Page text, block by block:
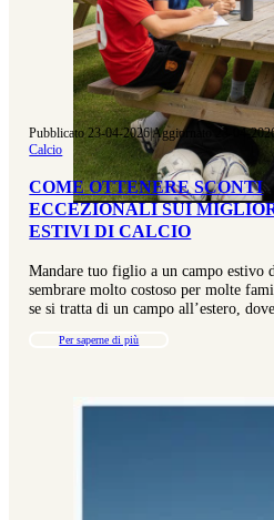
Pubblicato 23-04-2026|Aggiornato 23-04-
Calcio
COME OTTENERE SCONTI
ECCEZIONALI SUI
ESTIVI DI CALCIO
Mandare tuo figlio a un campo estivo
sembrare molto costoso per molte
se si tratta di un campo all’estero,
Per saperne di più